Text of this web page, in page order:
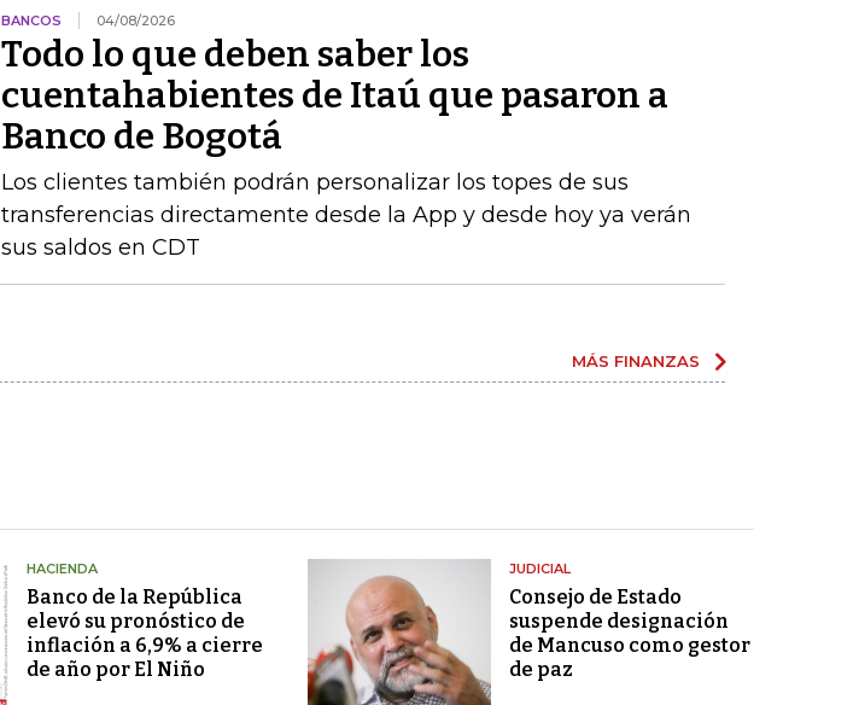
BANCOS 04/08/2026
Todo lo que deben saber los
cuentahabientes de Itaú que pasaron a
Banco de Bogotá
Los clientes también podrán personalizar los topes de sus
transferencias directamente desde la App y desde hoy ya verán
sus saldos en CDT
MÁS FINANZAS
HACIENDA
Banco de la República
elevó su pronóstico de
inflación a 6,9% a cierre
de año por El Niño
JUDICIAL
Consejo de Estado
suspende designación
de Mancuso como gestor
de paz